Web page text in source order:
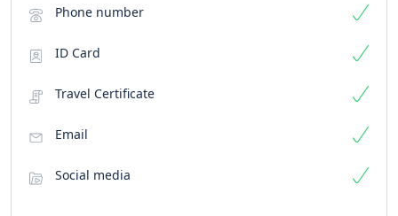
Phone number
ID Card
Travel Certificate
Email
Social media